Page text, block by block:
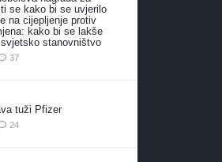
se kako bi se uvjerilo
na cijepljenje protiv
kako bi se lakše
svjetsko stanovništvo
37komentara
tuži Pfizer
24komentara